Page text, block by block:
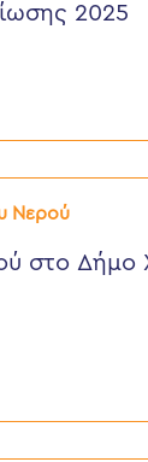
2025
Νερού
στο Δήμο